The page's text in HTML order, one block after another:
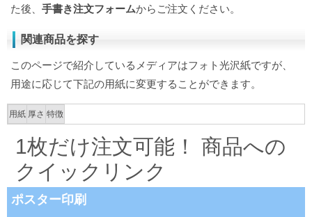
た後、 手書き注文フォームからご注文ください。
関連商品を探す
このページで紹介しているメディアはフォト光沢紙ですが、
用途に応じて下記の用紙に変更することができます。
用紙 厚さ 特徴
1枚だけ注文可能！ 商品への
クイックリンク
ポスター印刷